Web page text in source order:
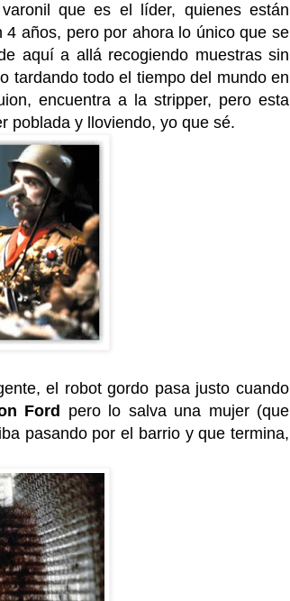
que es el líder, quienes están
años, pero por ahora lo único que se
aquí a allá recogiendo muestras sin
tardando todo el tiempo del mundo en
encuentra a la stripper, pero esta
poblada y lloviendo, yo que sé.
el robot gordo pasa justo cuando
Ford pero lo salva una mujer (que
pasando por el barrio y que termina,